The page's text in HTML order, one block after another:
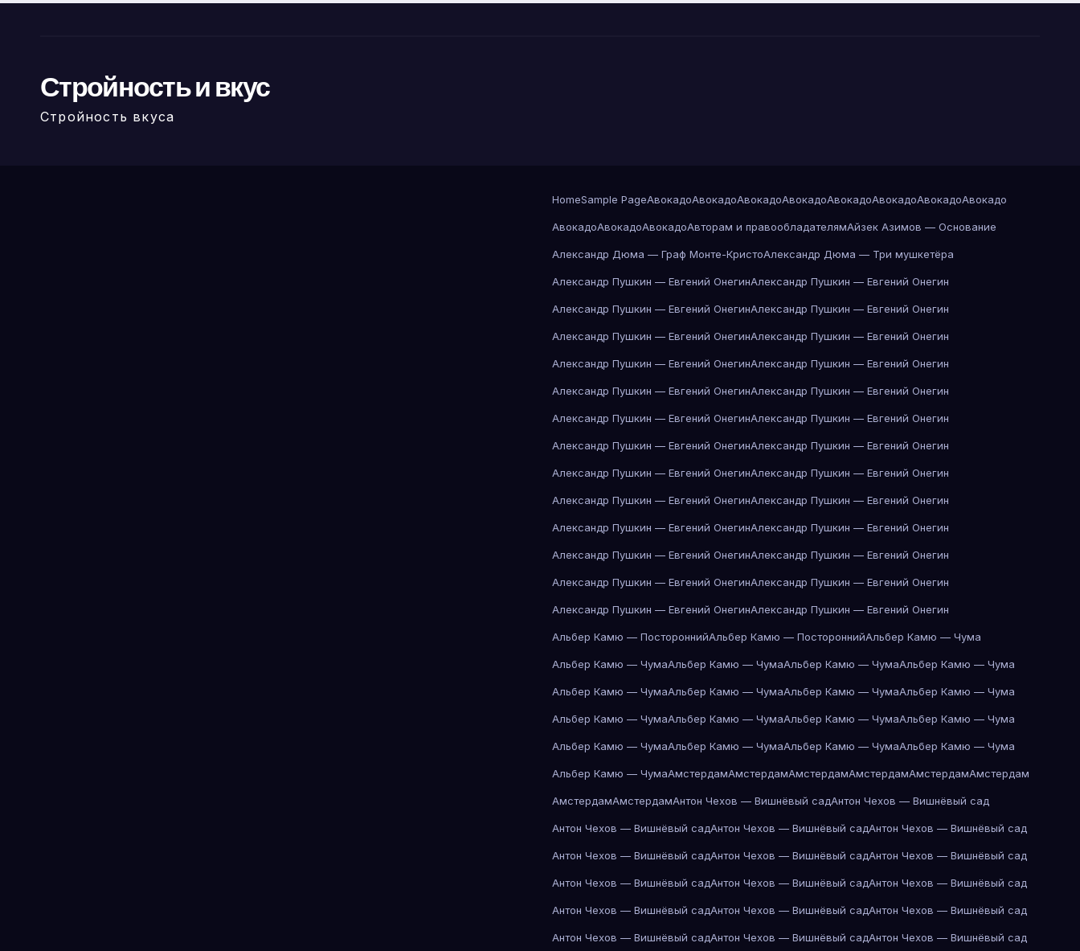
Стройность и вкус
Стройность вкуса
HomeSample PageАвокадоАвокадоАвокадоАвокадоАвокадоАвокадоАвокадоАвокадо
АвокадоАвокадоАвокадоАвторам и правообладателямАйзек Азимов — Основание
Александр Дюма — Граф Монте-КристоАлександр Дюма — Три мушкетёра
Александр Пушкин — Евгений ОнегинАлександр Пушкин — Евгений Онегин
Александр Пушкин — Евгений ОнегинАлександр Пушкин — Евгений Онегин
Александр Пушкин — Евгений ОнегинАлександр Пушкин — Евгений Онегин
Александр Пушкин — Евгений ОнегинАлександр Пушкин — Евгений Онегин
Александр Пушкин — Евгений ОнегинАлександр Пушкин — Евгений Онегин
Александр Пушкин — Евгений ОнегинАлександр Пушкин — Евгений Онегин
Александр Пушкин — Евгений ОнегинАлександр Пушкин — Евгений Онегин
Александр Пушкин — Евгений ОнегинАлександр Пушкин — Евгений Онегин
Александр Пушкин — Евгений ОнегинАлександр Пушкин — Евгений Онегин
Александр Пушкин — Евгений ОнегинАлександр Пушкин — Евгений Онегин
Александр Пушкин — Евгений ОнегинАлександр Пушкин — Евгений Онегин
Александр Пушкин — Евгений ОнегинАлександр Пушкин — Евгений Онегин
Александр Пушкин — Евгений ОнегинАлександр Пушкин — Евгений Онегин
Альбер Камю — ПостороннийАльбер Камю — ПостороннийАльбер Камю — Чума
Альбер Камю — ЧумаАльбер Камю — ЧумаАльбер Камю — ЧумаАльбер Камю — Чума
Альбер Камю — ЧумаАльбер Камю — ЧумаАльбер Камю — ЧумаАльбер Камю — Чума
Альбер Камю — ЧумаАльбер Камю — ЧумаАльбер Камю — ЧумаАльбер Камю — Чума
Альбер Камю — ЧумаАльбер Камю — ЧумаАльбер Камю — ЧумаАльбер Камю — Чума
Альбер Камю — ЧумаАмстердамАмстердамАмстердамАмстердамАмстердамАмстердам
АмстердамАмстердамАнтон Чехов — Вишнёвый садАнтон Чехов — Вишнёвый сад
Антон Чехов — Вишнёвый садАнтон Чехов — Вишнёвый садАнтон Чехов — Вишнёвый сад
Антон Чехов — Вишнёвый садАнтон Чехов — Вишнёвый садАнтон Чехов — Вишнёвый сад
Антон Чехов — Вишнёвый садАнтон Чехов — Вишнёвый садАнтон Чехов — Вишнёвый сад
Антон Чехов — Вишнёвый садАнтон Чехов — Вишнёвый садАнтон Чехов — Вишнёвый сад
Антон Чехов — Вишнёвый садАнтон Чехов — Вишнёвый садАнтон Чехов — Вишнёвый сад